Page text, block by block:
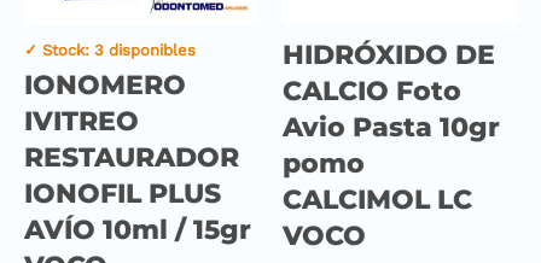
✓ Stock: 3 disponibles
IONOMERO
IVITREO
RESTAURADOR
IONOFIL PLUS
AVÍO 10ml / 15gr
HIDRÓXIDO DE
CALCIO Foto
Avio Pasta 10gr
pomo
CALCIMOL LC
VOCO